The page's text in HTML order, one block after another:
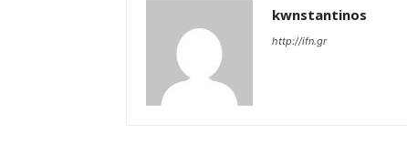
kwnstantinos
http://ifn.gr